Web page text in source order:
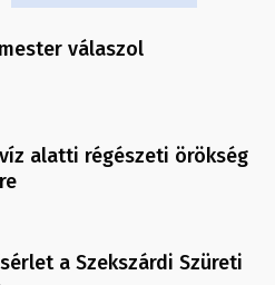
válaszol
alatti régészeti örökség
a Szekszárdi Szüreti